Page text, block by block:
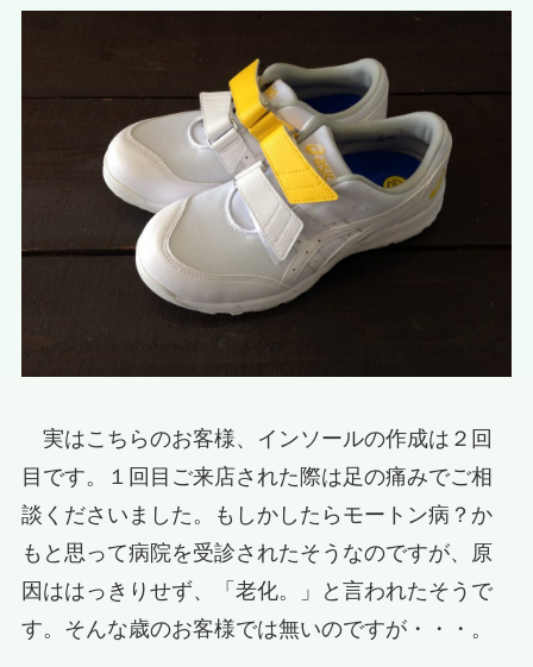
実はこちらのお客様、インソールの作成は２回
目です。１回目ご来店された際は足の痛みでご相
談くださいました。もしかしたらモートン病？か
もと思って病院を受診されたそうなのですが、原
因ははっきりせず、「老化。」と言われたそうで
す。そんな歳のお客様では無いのですが・・・。